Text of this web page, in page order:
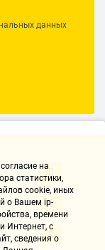
данных
на
статистики,
cookie, иных
о Вашем ip-
времени
Интернет, с
сведения о